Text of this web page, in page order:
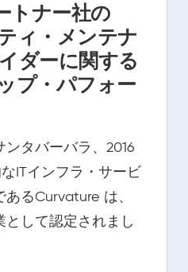
トナー社の
ィ・メンテナ
ダーに関する
プ・パフォー
タバーバラ、2016
ITインフラ・サービ
るCurvature は、
として認定されまし